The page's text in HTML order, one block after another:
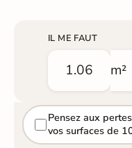
IL ME FAUT
m²
Pensez aux
vos surfaces de